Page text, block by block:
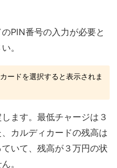
PIN番号の入力が必要と
。
ードを選択すると表示されま
ます。最低チャージは３
カルディカードの残高は
いて、残高が３万円の状
。